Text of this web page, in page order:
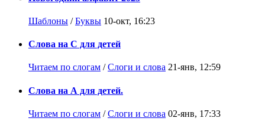
Шаблоны /Буквы 10-окт, 16:23
Слова на С для детей
Читаем по слогам /Слоги и слова 21-янв, 12:59
Слова на А для детей.
Читаем по слогам /Слоги и слова 02-янв, 17:33